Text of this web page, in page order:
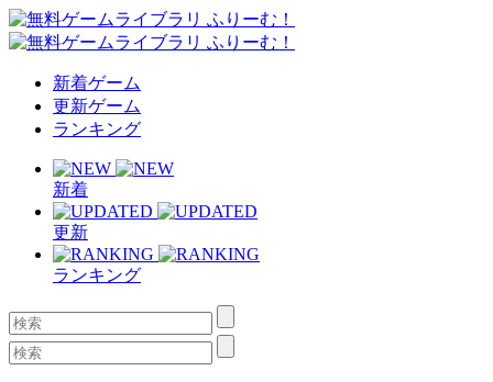
新着ゲーム
更新ゲーム
ランキング
新着
更新
ランキング